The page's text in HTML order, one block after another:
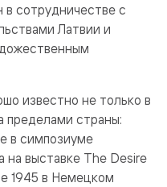
сотрудничестве с
Латвии и
известно не только в
пределами страны:
в симпозиуме
на выставке The Desire
1945 в Немецком